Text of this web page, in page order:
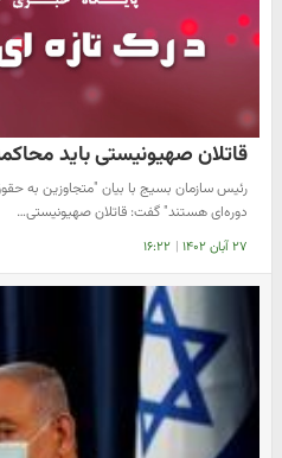
قاتلان صهیونیستی باید
رئیس سازمان بسیج با بیان "متجاوزین به
دوره‌ای هستند" گفت: قاتلان صهیونیستی…
۲۷ آبان ۱۴۰۲ | ۱۶:۲۲